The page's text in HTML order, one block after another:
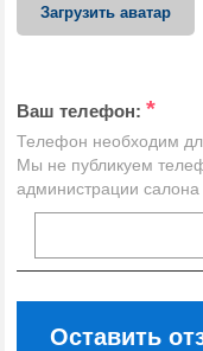
Загрузить аватар
Ваш телефон: *
Телефон необходим
Мы не публикуем
администрации салона
Оставить